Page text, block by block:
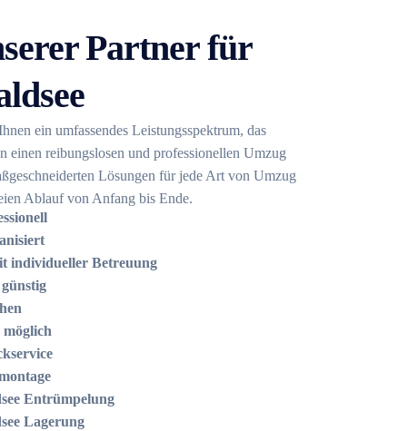
Partner für
ein umfassendes Leistungsspektrum, das
einen reibungslosen und professionellen Umzug
Lösungen für jede Art von Umzug
Ablauf von Anfang bis Ende.
individueller Betreuung
Entrümpelung
Lagerung